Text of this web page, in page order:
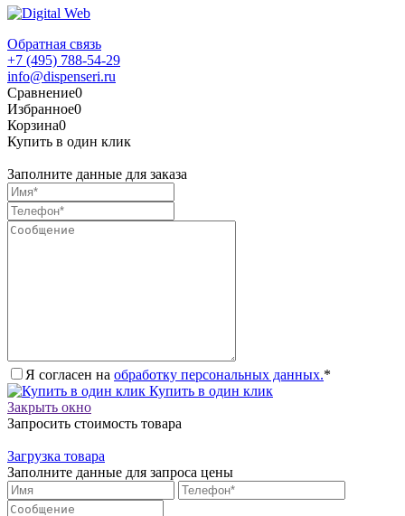
Обратная связь
+7 (495) 788-54-29
info@dispenseri.ru
Сравнение0
Избранное0
Корзина0
Купить в один клик
Заполните данные для заказа
Я согласен на обработку персональных данных.*
Купить в один клик
Закрыть окно
Запросить стоимость товара
Загрузка товара
Заполните данные для запроса цены